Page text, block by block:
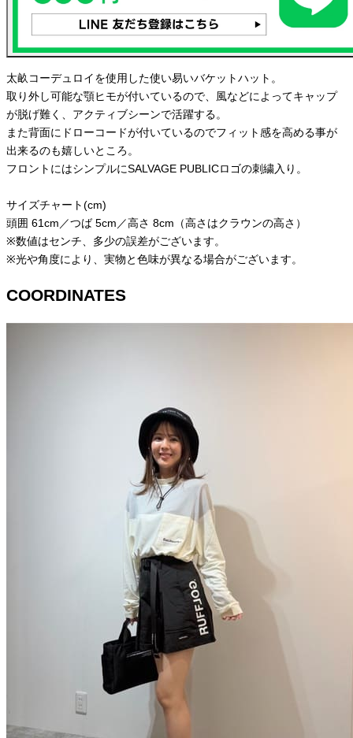
太畝コーデュロイを使用した使い易いバケットハット。
取り外し可能な顎ヒモが付いているので、風などによってキャップ
が脱げ難く、アクティブシーンで活躍する。
また背面にドローコードが付いているのでフィット感を高める事が
出来るのも嬉しいところ。
フロントにはシンプルにSALVAGE PUBLICロゴの刺繍入り。
サイズチャート(cm)
頭囲 61cm／つば 5cm／高さ 8cm（高さはクラウンの高さ）
※数値はセンチ、多少の誤差がございます。
※光や角度により、実物と色味が異なる場合がございます。
COORDINATES